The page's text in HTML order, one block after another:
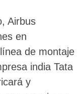
Airbus
en
de montaje
india Tata
y